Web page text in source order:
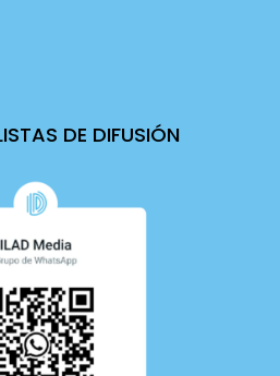
DE DIFUSIÓN